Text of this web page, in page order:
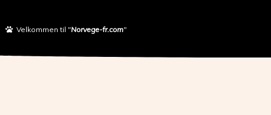
Velkommen til "Norvege-fr.com"